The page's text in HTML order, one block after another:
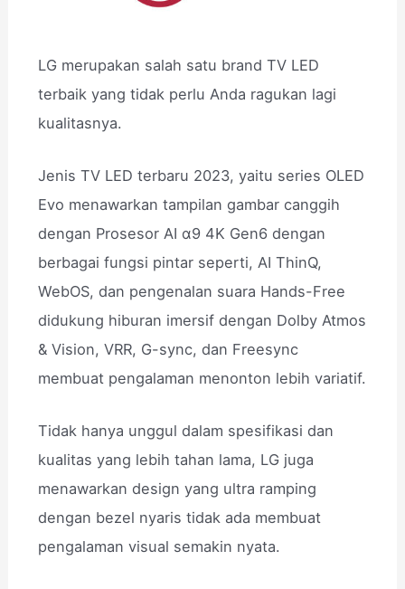
LG merupakan salah satu brand TV LED
terbaik yang tidak perlu Anda ragukan lagi
kualitasnya.
Jenis TV LED terbaru 2023, yaitu series OLED
Evo menawarkan tampilan gambar canggih
dengan Prosesor AI α9 4K Gen6 dengan
berbagai fungsi pintar seperti, AI ThinQ,
WebOS, dan pengenalan suara Hands-Free
didukung hiburan imersif dengan Dolby Atmos
& Vision, VRR, G-sync, dan Freesync
membuat pengalaman menonton lebih variatif.
Tidak hanya unggul dalam spesifikasi dan
kualitas yang lebih tahan lama, LG juga
menawarkan design yang ultra ramping
dengan bezel nyaris tidak ada membuat
pengalaman visual semakin nyata.